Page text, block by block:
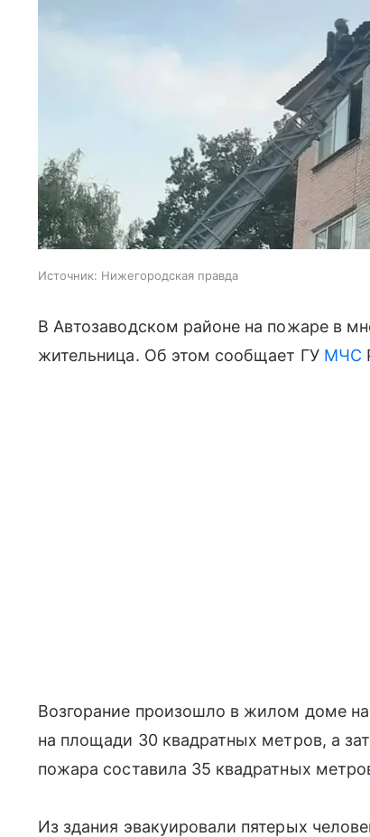
Источник: Нижегородская правда
В Автозаводском районе на пожаре в
жительница. Об этом сообщает ГУ МЧС
Возгорание произошло в жилом доме
на площади 30 квадратных метров, а
пожара составила 35 квадратных
Из здания эвакуировали пятерых